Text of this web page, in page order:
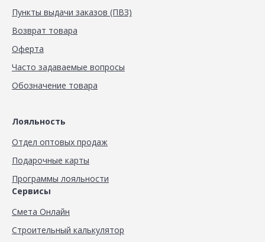
Пункты выдачи заказов (ПВЗ)
Возврат товара
Оферта
Часто задаваемые вопросы
Обозначение товара
Лояльность
Отдел оптовых продаж
Подарочные карты
Программы лояльности
Сервисы
Смета Онлайн
Строительный калькулятор